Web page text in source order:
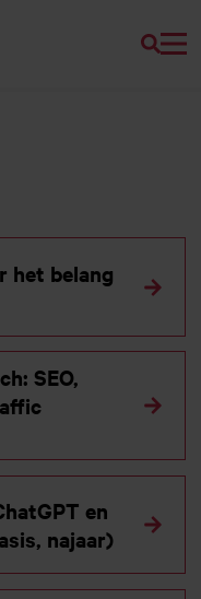
het belang
SEO,
en
najaar)